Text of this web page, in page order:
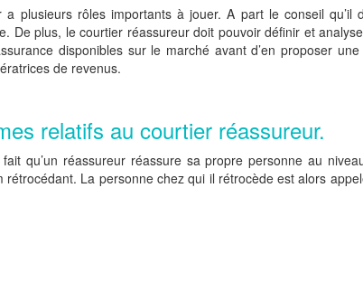
a plusieurs rôles importants à jouer. A part le conseil
De plus, le courtier réassureur doit pouvoir définir et
disponibles sur le marché avant d’en proposer
de revenus.
relatifs au courtier réassureur.
qu’un réassureur réassure sa propre personne au
rétrocédant. La personne chez qui il rétrocède est alors